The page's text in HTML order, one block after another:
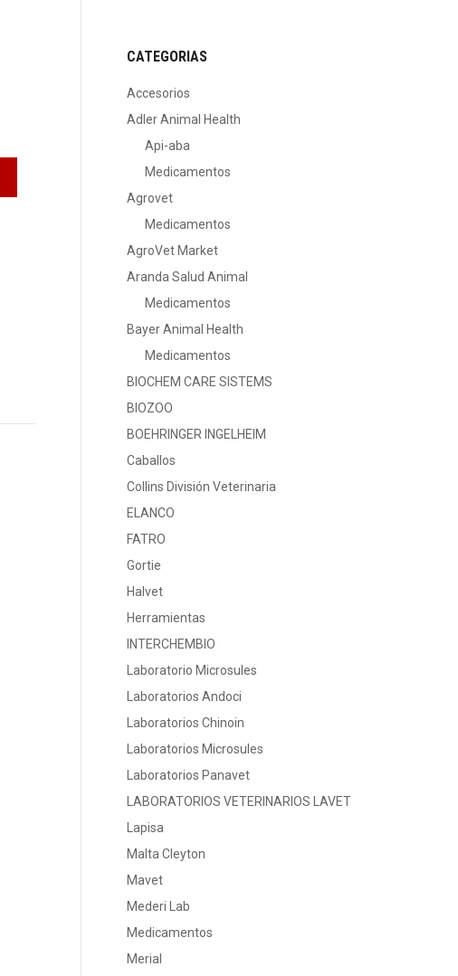
CATEGORIAS
Accesorios
Adler Animal Health
Api-aba
Medicamentos
Agrovet
Medicamentos
AgroVet Market
Aranda Salud Animal
Medicamentos
Bayer Animal Health
Medicamentos
BIOCHEM CARE SISTEMS
BIOZOO
BOEHRINGER INGELHEIM
Caballos
Collins División Veterinaria
ELANCO
FATRO
Gortie
Halvet
Herramientas
INTERCHEMBIO
Laboratorio Microsules
Laboratorios Andoci
Laboratorios Chinoin
Laboratorios Microsules
Laboratorios Panavet
LABORATORIOS VETERINARIOS LAVET
Lapisa
Malta Cleyton
Mavet
Mederi Lab
Medicamentos
Merial